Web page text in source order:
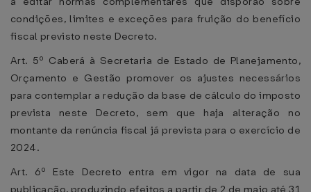
condições, limites e exceções para fruição do benefício
fiscal previsto neste Decreto.
Art. 5º Caberá à Secretaria de Estado de Planejamento,
Orçamento e Gestão promover os ajustes necessários
para contemplar a redução da base de cálculo do imposto
prevista neste Decreto, sem que haja alteração no
montante da renúncia fiscal já prevista para o exercício de
2024.
Art. 6º Este Decreto entra em vigor na data de sua
publicação, produzindo efeitos a partir de 2 de maio até 31